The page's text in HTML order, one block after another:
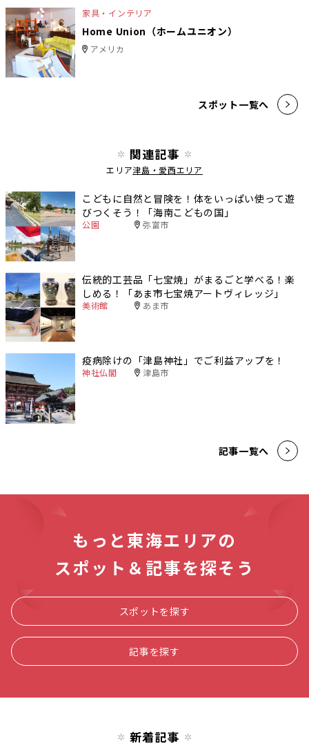
家具・インテリア
Home Union（ホームユニオン）
アメリカ
スポット一覧へ
関連記事
エリア津島・愛西エリア
こどもに自然と冒険を！体をいっぱい使って遊
びつくそう！「海南こどもの国」
公園 弥富市
伝統的工芸品「七宝焼」がまるごと学べる！楽
しめる！「あま市七宝焼アートヴィレッジ」
美術館 あま市
疫病除けの「津島神社」でご利益アップを！
神社仏閣 津島市
記事一覧へ
もっと東海エリアの
スポット＆記事を探そう
スポットを探す
記事を探す
新着記事